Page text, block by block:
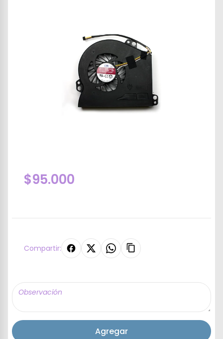
$95.000
Compartir:
Agregar